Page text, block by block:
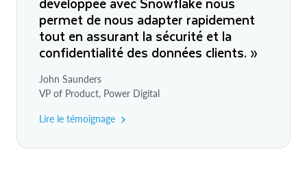
permet de nous adapter rapidement
tout en assurant la sécurité et la
confidentialité des données clients. »
John Saunders
VP of Product, Power Digital
Lire le témoignage